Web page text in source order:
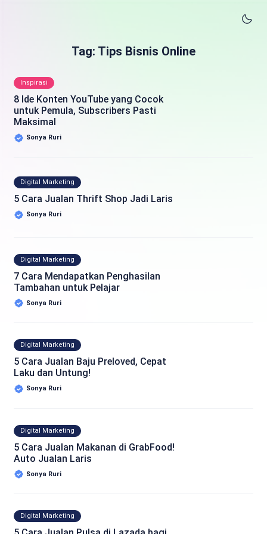
Tag: Tips Bisnis Online
Inspirasi
8 Ide Konten YouTube yang Cocok
untuk Pemula, Subscribers Pasti
Maksimal
Sonya Ruri
Digital Marketing
5 Cara Jualan Thrift Shop Jadi Laris
Sonya Ruri
Digital Marketing
7 Cara Mendapatkan Penghasilan
Tambahan untuk Pelajar
Sonya Ruri
Digital Marketing
5 Cara Jualan Baju Preloved, Cepat
Laku dan Untung!
Sonya Ruri
Digital Marketing
5 Cara Jualan Makanan di GrabFood!
Auto Jualan Laris
Sonya Ruri
Digital Marketing